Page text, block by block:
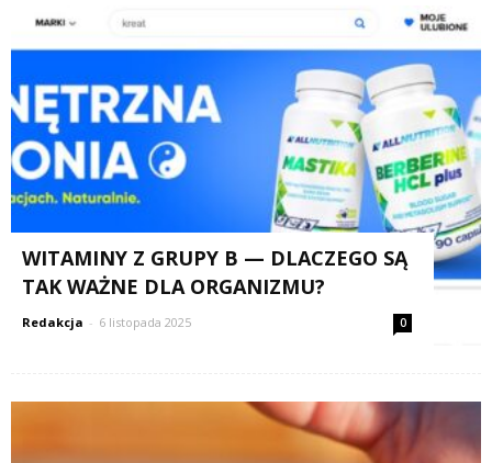
WITAMINY Z GRUPY B — DLACZEGO SĄ
TAK WAŻNE DLA ORGANIZMU?
Redakcja - 6 listopada 2025 0